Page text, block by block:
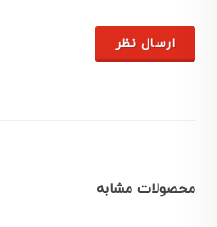
ارسال نظر
محصولات مشابه